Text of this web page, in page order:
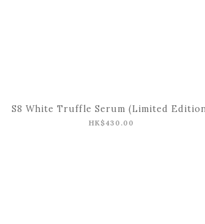
S8 White Truffle Serum (Limited
HK$430.00